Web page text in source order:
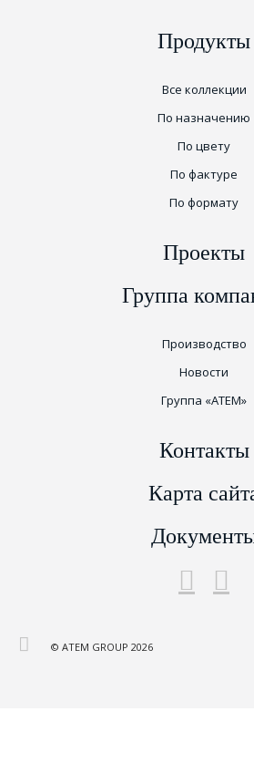
Продукты
Все коллекции
По назначению
По цвету
По фактуре
По формату
Проекты
Группа
Производство
Новости
Группа «ATEM»
Контакты
Карта
© АТЕМ GROUP 2026